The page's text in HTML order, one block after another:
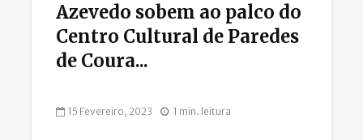
Azevedo sobem ao palco do
Centro Cultural de Paredes
de Coura...
15 Fevereiro, 2023 1 min. leitura